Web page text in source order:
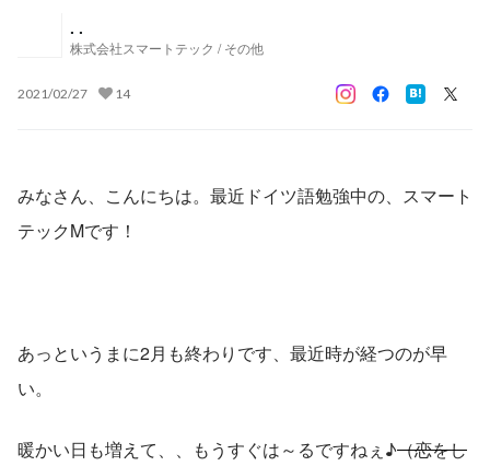
. .
株式会社スマートテック / その他
2021/02/27 14
みなさん、こんにちは。最近ドイツ語勉強中の、スマート
テックMです！
あっというまに2月も終わりです、最近時が経つのが早
い。
暖かい日も増えて、、もうすぐは～るですねぇ♪（恋をし